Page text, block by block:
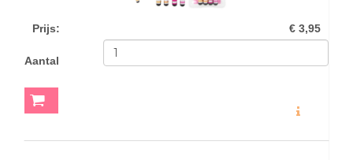
Prijs: € 3,95
Aantal